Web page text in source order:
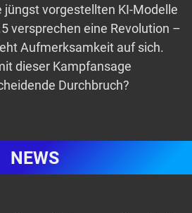
jüngst vorgestellten KI-Modelle
versprechen eine Revolution –
Aufmerksamkeit auf sich.
dieser Kampfansage
Durchbruch?
NEWS